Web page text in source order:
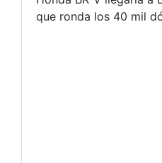
que ronda los 40 mil